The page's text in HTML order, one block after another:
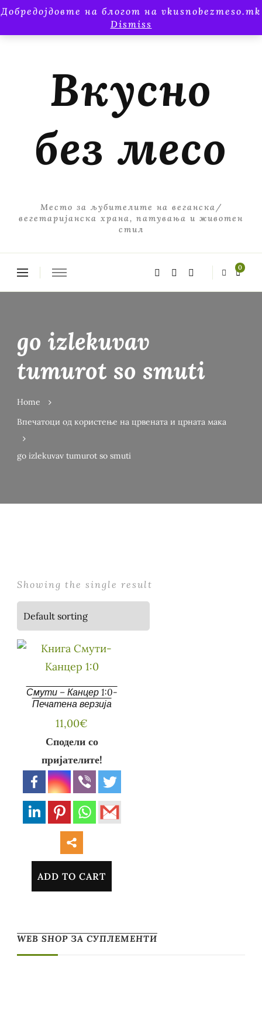
Добредојдовте на блогот на vkusnobezmeso.mk
Dismiss
Вкусно
без месо
Место за љубителите на веганска/
вегетаријанска храна, патувања и животен
стил
0
go izlekuvav
tumurot so smuti
Home
Впечатоци од користење на црвената и црната мака
go izlekuvav tumurot so smuti
Showing the single result
Смути – Канцер 1:0-
Печатена верзија
11,00€
Сподели со
пријателите!
ADD TO CART
WEB SHOP ЗА СУПЛЕМЕНТИ